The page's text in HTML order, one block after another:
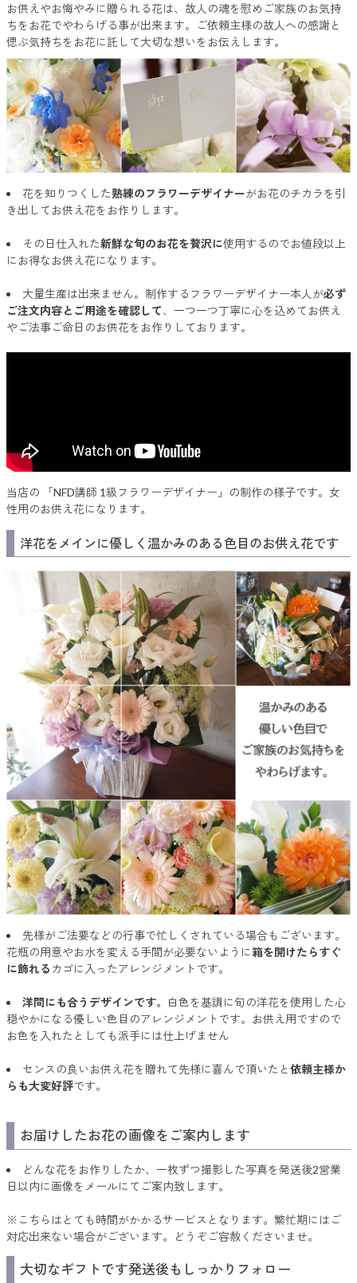
お供えやお悔やみに贈られる花は、故人の魂を慰めご家族のお気持
ちをお花でやわらげる事が出来ます。ご依頼主様の故人への感謝と
偲ぶ気持ちをお花に託して大切な想いをお伝えします。
花を知りつくした熟練のフラワーデザイナーがお花のチカラを引
き出してお供え花をお作りします。
その日仕入れた新鮮な旬のお花を贅沢に使用するのでお値段以上
にお得なお供え花になります。
大量生産は出来ません。制作するフラワーデザイナー本人が必ず
ご注文内容とご用途を確認して、一つ一つ丁寧に心を込めてお供え
やご法事ご命日のお供花をお作りしております。
当店の 「NFD講師 1級フラワーデザイナー」の制作の様子です。女
性用のお供え花になります。
洋花をメインに優しく温かみのある色目のお供え花です
先様がご法要などの行事で忙しくされている場合もございます。
花瓶の用意やお水を変える手間が必要ないように箱を開けたらすぐ
に飾れる カゴに入ったアレンジメントです。
洋間にも合うデザインです。
白色を基調に旬の洋花を使用した心
穏やかになる優しい色目のアレンジメントです。お供え用ですので
お色を入れたとしても派手には仕上げません
センスの良いお供え花を贈れて先様に喜んで頂いたと 依頼主様か
らも大変好評です。
お届けしたお花の画像をご案内します
どんな花をお作りしたか、一枚ずつ撮影した写真を発送後2営業
日以内に画像をメールにてご案内致します。
※こちらはとても時間がかかるサービスとなります。繁忙期にはご
対応出来ない場合がございます。どうぞご容赦くださいませ。
大切なギフトです発送後もしっかりフォロー